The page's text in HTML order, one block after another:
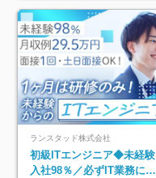
ランスタッド株式会社
初級ITエンジニア◆未経験
入社98％／必ずIT業務に配